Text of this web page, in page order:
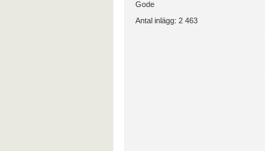
Gode
Antal inlägg: 2 463